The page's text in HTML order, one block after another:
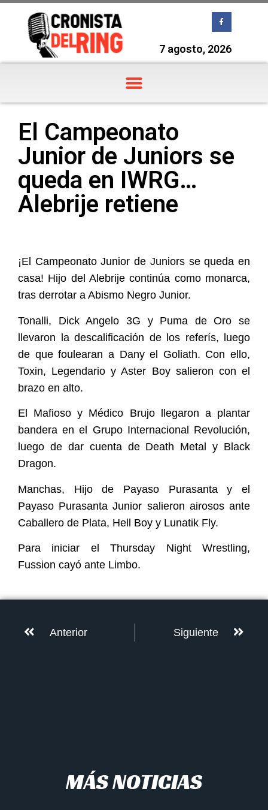
7 agosto, 2026
El Campeonato
Junior de Juniors se
queda en IWRG…
Alebrije retiene
¡El Campeonato Junior de Juniors se queda en
casa! Hijo del Alebrije continúa como monarca,
tras derrotar a Abismo Negro Junior.
Tonalli, Dick Angelo 3G y Puma de Oro se
llevaron la descalificación de los referís, luego
de que foulearan a Dany el Goliath. Con ello,
Toxin, Legendario y Aster Boy salieron con el
brazo en alto.
El Mafioso y Médico Brujo llegaron a plantar
bandera en el Grupo Internacional Revolución,
luego de dar cuenta de Death Metal y Black
Dragon.
Manchas, Hijo de Payaso Purasanta y el
Payaso Purasanta Junior salieron airosos ante
Caballero de Plata, Hell Boy y Lunatik Fly.
Para iniciar el Thursday Night Wrestling,
Fussion cayó ante Limbo.
Anterior Siguiente
MÁS NOTICIAS